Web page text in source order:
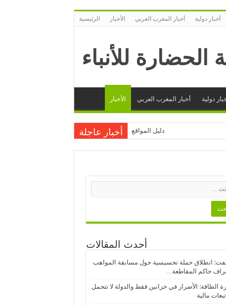
الرئيسية الأخبار أخبار المغرب العربي أخبار دولية
الأخبار أخبار المغرب العربي دولية
أخبار عاجلة دليل المواقع
أحدث المقالات
انطلاق حملة تحسيسية حول مسابقة المواهب
حاكم المقاطعة…
الطاقة: الأضرار في خزانين فقط والدولة لا تتحمل
مالية